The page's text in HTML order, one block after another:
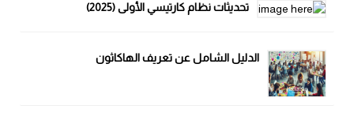
تحديثات نظام كارتيسي الأولى (2025)
الدليل الشامل عن تعريف الهاكاثون